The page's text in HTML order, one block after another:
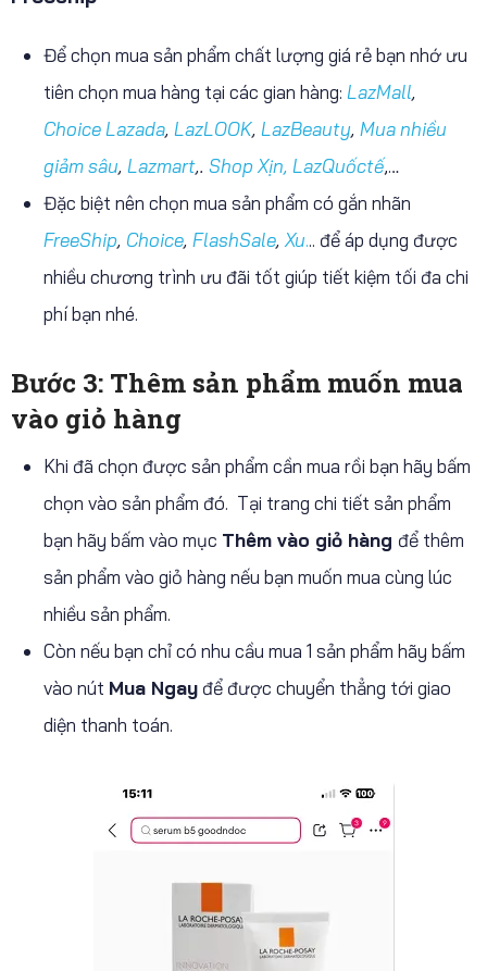
Để chọn mua sản phẩm chất lượng giá rẻ bạn nhớ ưu
tiên chọn mua hàng tại các gian hàng: LazMall,
Choice Lazada, LazLOOK, LazBeauty, Mua nhiều
giảm sâu, Lazmart,. Shop Xịn, LazQuốctế,…
Đặc biệt nên chọn mua sản phẩm có gắn nhãn
FreeShip, Choice, FlashSale,Xu... để áp dụng được
nhiều chương trình ưu đãi tốt giúp tiết kiệm tối đa chi
phí bạn nhé.
Bước 3: Thêm sản phẩm muốn mua
vào giỏ hàng
Khi đã chọn được sản phẩm cần mua rồi bạn hãy bấm
chọn vào sản phẩm đó. Tại trang chi tiết sản phẩm
bạn hãy bấm vào mục Thêm vào giỏ hàng để thêm
sản phẩm vào giỏ hàng nếu bạn muốn mua cùng lúc
nhiều sản phẩm.
Còn nếu bạn chỉ có nhu cầu mua 1 sản phẩm hãy bấm
vào nút Mua Ngay để được chuyển thẳng tới giao
diện thanh toán.